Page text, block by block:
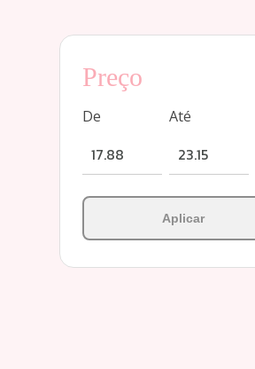
Preço
De Até
Aplicar